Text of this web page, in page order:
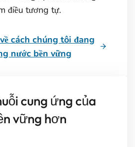
điều tương tự.
cách chúng tôi đang
nước bền vững
cung ứng của
vững hơn